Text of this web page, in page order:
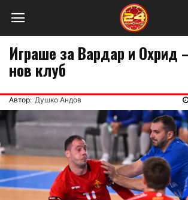
Играше за Вардар и Охрид
нов клуб
Автор: Душко Андов